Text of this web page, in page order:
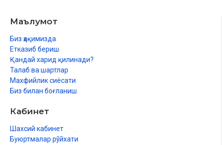
Маълумот
Биз ҳақимизда
Етказиб бериш
Қандай харид қилинади?
Талаб ва шартлар
Махфийлик сиёсати
Биз билан боғланиш
Кабинет
Шахсий кабинет
Буюртмалар рўйхати